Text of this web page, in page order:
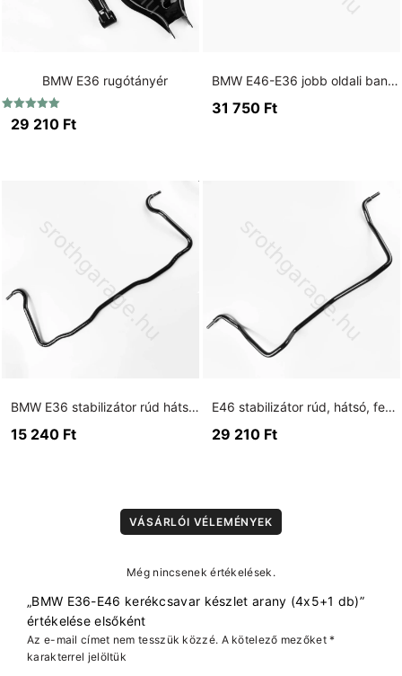
BMW E36 rugótányér
Értékelés:
5.00
29 210 Ft
BMW E46-E36 jobb oldali banán lengőkar 75mm kis csapágyas
31 750 Ft
BMW E36 stabilizátor rúd hátsó fekete (15 mm)
15 240 Ft
E46 stabilizátor rúd, hátsó, fekete, 20mm
29 210 Ft
VÁSÁRLÓI VÉLEMÉNYEK
Még nincsenek értékelések.
„BMW E36-E46 kerékcsavar készlet arany (4x5+1 db)”
értékelése elsőként
Az e-mail címet nem tesszük közzé. A kötelező mezőket*
karakterrel jelöltük